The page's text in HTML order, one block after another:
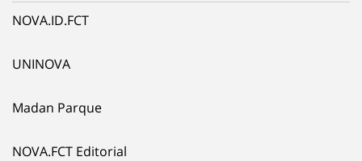
NOVA.ID.FCT
UNINOVA
Madan Parque
NOVA.FCT Editorial